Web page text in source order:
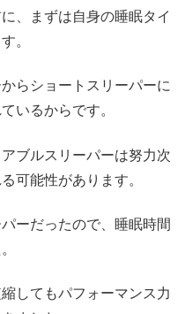
、まずは自身の睡眠タイ
。
らショートスリーパーに
いるからです。
ブルスリーパーは努力次
可能性があります。
ーだったので、睡眠時間
してもパフォーマンス力